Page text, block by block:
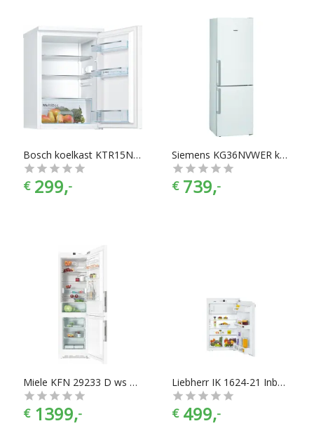
Bosch koelkast KTR15NWFA
€ 299,-
Siemens KG36NVWER koel-vriescombinatie
€ 739,-
Miele KFN 29233 D ws Koelkast met vriesvak
€ 1399,-
Liebherr IK 1624-21 Inbouw koelvriescombinatie
€ 499,-